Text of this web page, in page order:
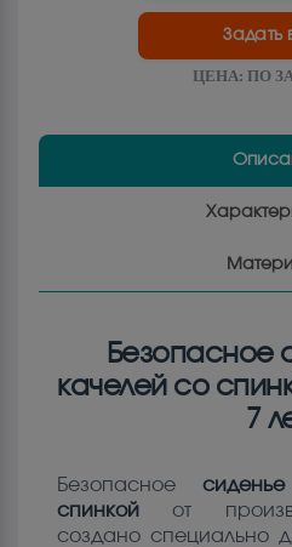
Задать
ЦЕНА: ПО
Безопасное
качелей со
7
Безопасное
спинкой от
создано специально